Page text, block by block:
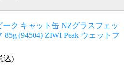
ーク キャット缶 NZグラスフェッ
85g (94504) ZIWI Peak ウェットフ
込)